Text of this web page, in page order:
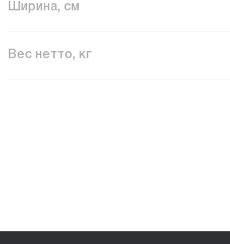
Ширина, см
Вес нетто, кг